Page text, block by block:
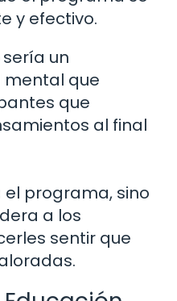
y efectivo.
un
que
que
al final
el programa, sino
a los
sentir que